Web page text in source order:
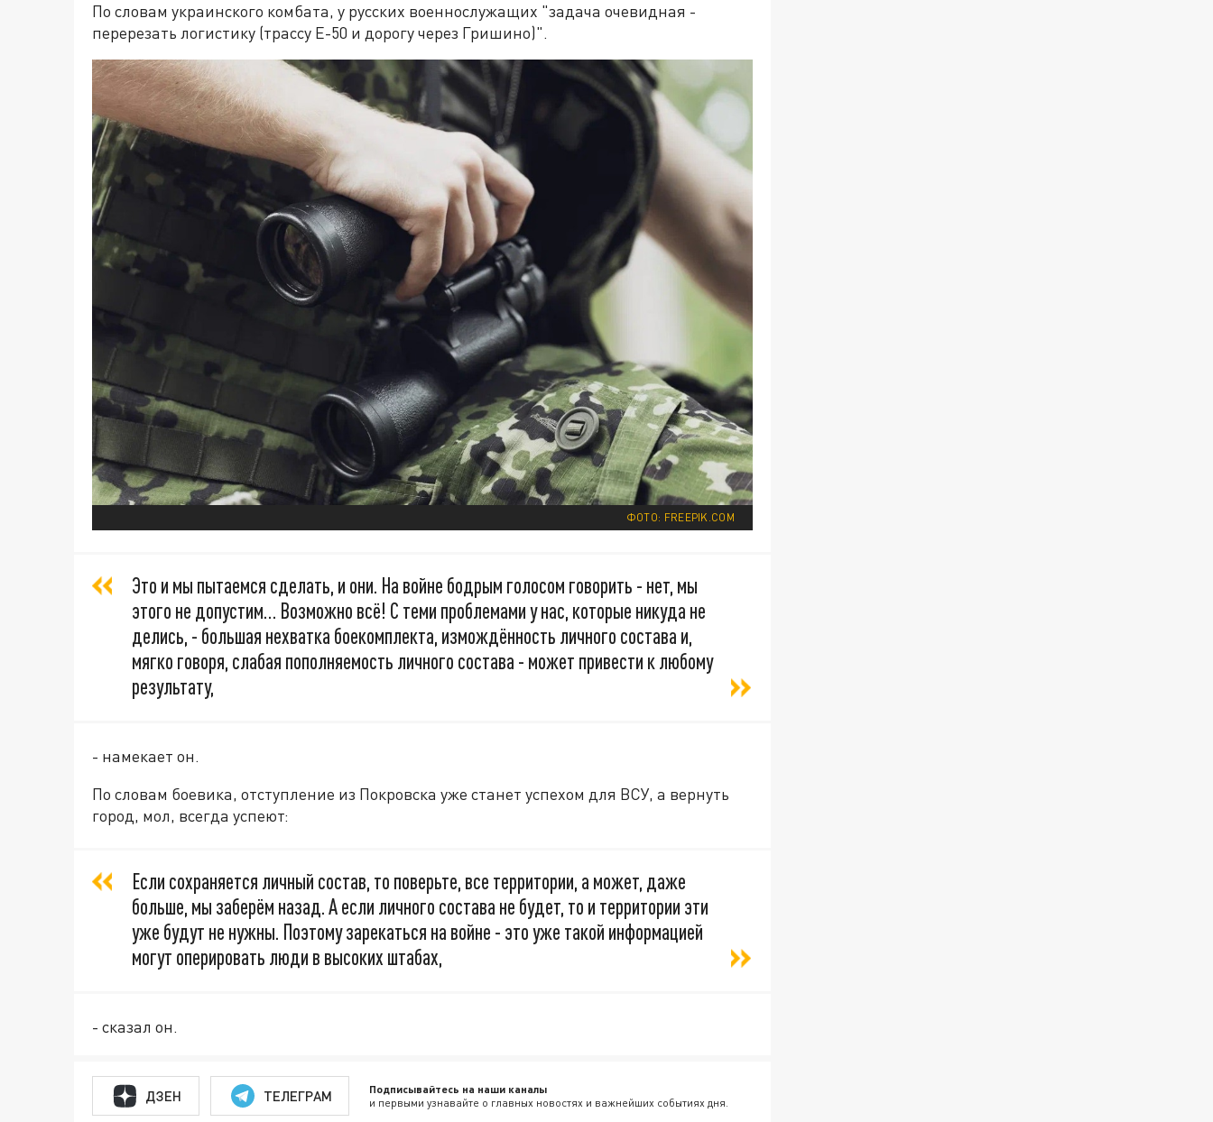
По словам украинского комбата, у русских военнослужащих "задача очевидная -
перерезать логистику (трассу Е-50 и дорогу через Гришино)".
ФОТО: FREEPIK.COM
Это и мы пытаемся сделать, и они. На войне бодрым голосом говорить - нет, мы
этого не допустим… Возможно всё! С теми проблемами у нас, которые никуда не
делись, - большая нехватка боекомплекта, измождённость личного состава и,
мягко говоря, слабая пополняемость личного состава - может привести к любому
результату,
- намекает он.
По словам боевика, отступление из Покровска уже станет успехом для ВСУ, а вернуть
город, мол, всегда успеют:
Если сохраняется личный состав, то поверьте, все территории, а может, даже
больше, мы заберём назад. А если личного состава не будет, то и территории эти
уже будут не нужны. Поэтому зарекаться на войне - это уже такой информацией
могут оперировать люди в высоких штабах,
- сказал он.
ДЗЕН ТЕЛЕГРАМ Подписывайтесь на наши каналы
и первыми узнавайте о главных новостях и важнейших событиях дня.